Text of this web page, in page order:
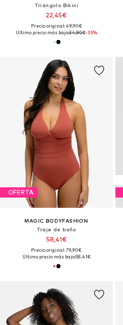
Triángulo Bikini
22,45€
Precio original: 49,90€
Último precio más bajo:34,90€-35%
OFERTA
MAGIC BODYFASHION
Traje de baño
58,41€
Precio original: 79,90€
Último precio más bajo:58,41€